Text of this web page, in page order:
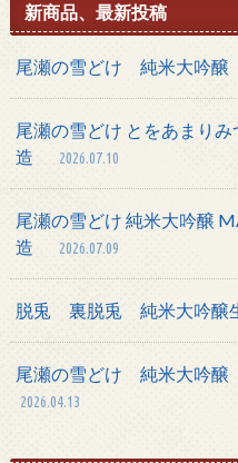
新商品、最新投稿
尾瀬の雪どけ 純米大吟
尾瀬の雪どけ とをあまり
造
2026.07.10
尾瀬の雪どけ 純米大吟醸
造
2026.07.09
脱兎 裏脱兎 純米大吟醸
尾瀬の雪どけ 純米大吟
2026.04.13